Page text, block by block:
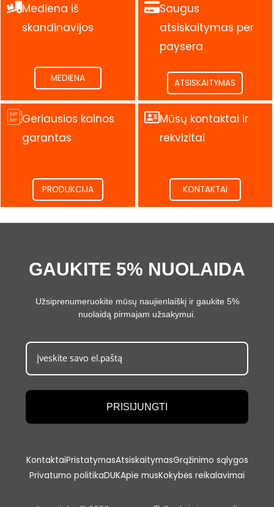
Mediena iš
skandinavijos
.
MEDIENA
Saugus
atsiskaitymas per
paysera
.
ATSISKAITYMAS
Geriausios kainos
garantas
.
PRODUKCIJA
Mūsų kontaktai ir
rekvizitai
.
KONTAKTAI
GAUKITE 5% NUOLAIDA
Užsiprenumeruokite mūsų naujienlaiškį ir gaukite 5%
nuolaidą pirmajam užsakymui.
PRISIJUNGTI
KontaktaiPristatymasAtsiskaitymasGrąžinimo sąlygos
Privatumo politikaDUKApie musKokybės reikalavimai